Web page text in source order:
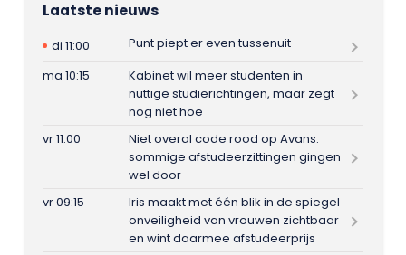
Laatste nieuws
di 11:00
Punt piept er even tussenuit
ma 10:15
Kabinet wil meer studenten in
nuttige studierichtingen, maar zegt
nog niet hoe
vr 11:00
Niet overal code rood op Avans:
sommige afstudeerzittingen gingen
wel door
vr 09:15
Iris maakt met één blik in de spiegel
onveiligheid van vrouwen zichtbaar
en wint daarmee afstudeerprijs